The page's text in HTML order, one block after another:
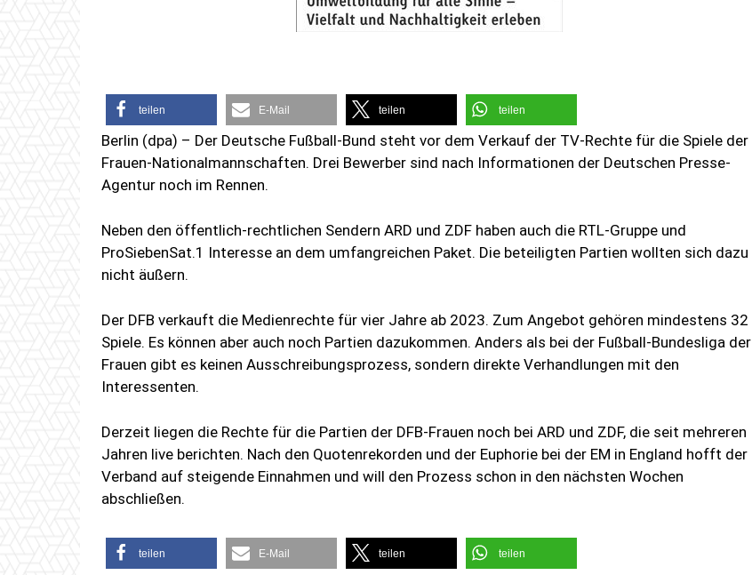
teilen E-Mail teilen teilen
Berlin (dpa) – Der Deutsche Fußball-Bund steht vor dem Verkauf der TV-Rechte für die Spiele der
Frauen-Nationalmannschaften. Drei Bewerber sind nach Informationen der Deutschen Presse-
Agentur noch im Rennen.
Neben den öffentlich-rechtlichen Sendern ARD und ZDF haben auch die RTL-Gruppe und
ProSiebenSat.1 Interesse an dem umfangreichen Paket. Die beteiligten Partien wollten sich dazu
nicht äußern.
Der DFB verkauft die Medienrechte für vier Jahre ab 2023. Zum Angebot gehören mindestens 32
Spiele. Es können aber auch noch Partien dazukommen. Anders als bei der Fußball-Bundesliga der
Frauen gibt es keinen Ausschreibungsprozess, sondern direkte Verhandlungen mit den
Interessenten.
Derzeit liegen die Rechte für die Partien der DFB-Frauen noch bei ARD und ZDF, die seit mehreren
Jahren live berichten. Nach den Quotenrekorden und der Euphorie bei der EM in England hofft der
Verband auf steigende Einnahmen und will den Prozess schon in den nächsten Wochen
abschließen.
teilen E-Mail teilen teilen